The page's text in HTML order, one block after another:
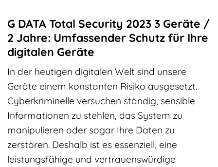
G DATA Total Security 2023 3 Geräte /
2 Jahre: Umfassender Schutz für Ihre
digitalen Geräte
In der heutigen digitalen Welt sind unsere
Geräte einem konstanten Risiko ausgesetzt.
Cyberkriminelle versuchen ständig, sensible
Informationen zu stehlen, das System zu
manipulieren oder sogar Ihre Daten zu
zerstören. Deshalb ist es essenziell, eine
leistungsfähige und vertrauenswürdige